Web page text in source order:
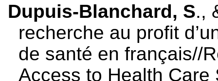
Dupuis-Blanchard, S.,
recherche au profit
de santé en français//
Access to Health